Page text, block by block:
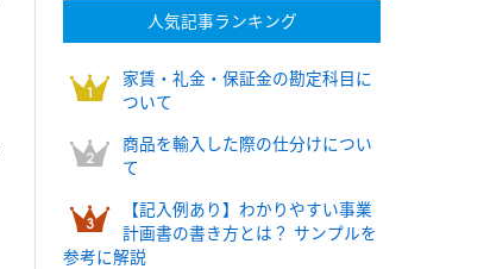
人気記事ランキング
家賃・礼金・保証金の勘定科目に
ついて
商品を輸入した際の仕分けについ
て
【記入例あり】わかりやすい事業
計画書の書き方とは？ サンプルを
参考に解説